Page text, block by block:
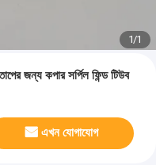
1/1
জন্য কপার সর্পিল ফিন্ড টিউব
এখন যোগাযোগ